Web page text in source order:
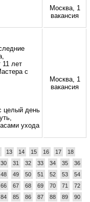
Москва, 1
вакансия
11 лет
с
целый день
ухода
Москва, 1
вакансия
13 14 15 16 17
18
30 31 32 33 34 35
36
48 49 50 51 52 53
54
66 67 68 69 70 71
72
84 85 86 87 88 89
90